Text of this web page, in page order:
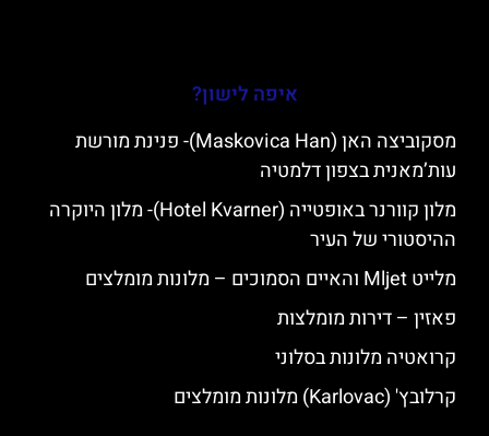
איפה לישון?
מסקוביצה האן (Maskovica Han)- פנינת מורשת
עות’מאנית בצפון דלמטיה
מלון קוורנר באופטייה (Hotel Kvarner)- מלון היוקרה
ההיסטורי של העיר
מלייט Mljet והאיים הסמוכים – מלונות מומלצים
פאזין – דירות מומלצות
קרואטיה מלונות בסלוני
קרלובץ' (Karlovac) מלונות מומלצים